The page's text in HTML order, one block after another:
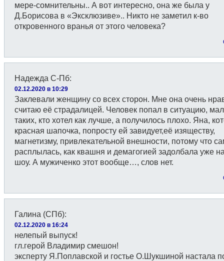
мере-сомнительны.. А вот интересно, она же была у
Д.Борисова в «Эксклюзиве».. Никто не заметил к-во
откровенного вранья от этого человека?
Надежда С-Пб:
02.12.2020 в 10:29
Заклевали женщину со всех сторон. Мне она очень
считаю её страдалицей. Человек попал в ситуацию,
таких, кто хотел как лучше, а получилось плохо. Яна,
красная шапочка, попросту ей завидует,её изяществу,
магнетизму, привлекательной внешности, потому что
расплылась, как квашня и демагогией задолбала уже
шоу. А мужиченко этот вообще…, слов нет.
Галина (СПб):
02.12.2020 в 16:24
нелепый выпуск!
гл.герой Владимир смешон!
эксперту Я.Поплавской и гостье О.Шукшиной настала